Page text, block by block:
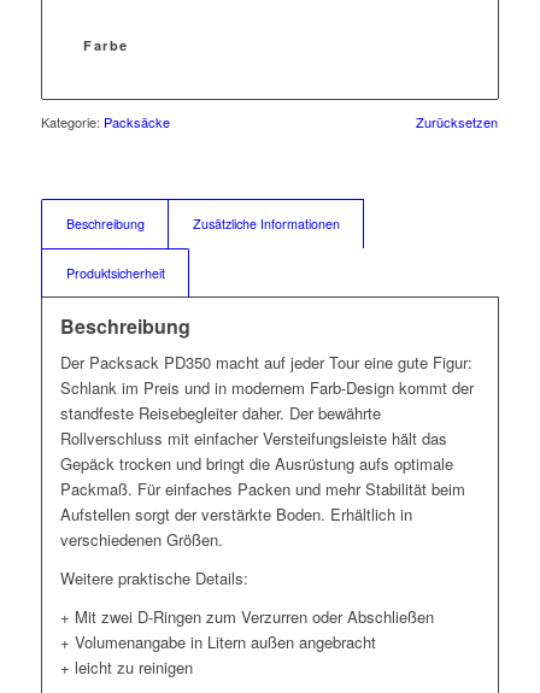
Farbe
Zurücksetzen
Kategorie: Packsäcke
Beschreibung Zusätzliche Informationen
Produktsicherheit
Beschreibung
Der Packsack PD350 macht auf jeder Tour eine gute Figur:
Schlank im Preis und in modernem Farb-Design kommt der
standfeste Reisebegleiter daher. Der bewährte
Rollverschluss mit einfacher Versteifungsleiste hält das
Gepäck trocken und bringt die Ausrüstung aufs optimale
Packmaß. Für einfaches Packen und mehr Stabilität beim
Aufstellen sorgt der verstärkte Boden. Erhältlich in
verschiedenen Größen.
Weitere praktische Details:
+ Mit zwei D-Ringen zum Verzurren oder Abschließen
+ Volumenangabe in Litern außen angebracht
+ leicht zu reinigen